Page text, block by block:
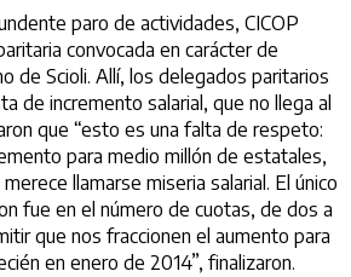
paro de actividades, CICOP
convocada en carácter de
de Scioli. Allí, los delegados paritarios
de incremento salarial, que no llega al
que “esto es una falta de respeto:
para medio millón de estatales,
llamarse miseria salarial. El único
fue en el número de cuotas, de dos a
que nos fraccionen el aumento para
en enero de 2014”, finalizaron.